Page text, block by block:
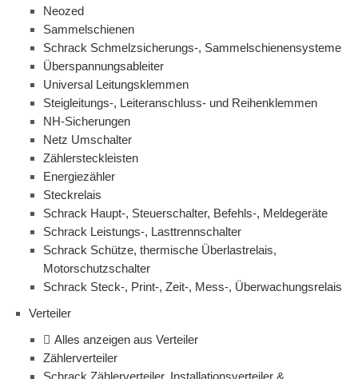
Neozed
Sammelschienen
Schrack Schmelzsicherungs-, Sammelschienensysteme
Überspannungsableiter
Universal Leitungsklemmen
Steigleitungs-, Leiteranschluss- und Reihenklemmen
NH-Sicherungen
Netz Umschalter
Zählersteckleisten
Energiezähler
Steckrelais
Schrack Haupt-, Steuerschalter, Befehls-, Meldegeräte
Schrack Leistungs-, Lasttrennschalter
Schrack Schütze, thermische Überlastrelais,
Motorschutzschalter
Schrack Steck-, Print-, Zeit-, Mess-, Überwachungsrelais
Verteiler
Alles anzeigen aus Verteiler
Zählerverteiler
Schrack Zählerverteiler, Installationsverteiler &